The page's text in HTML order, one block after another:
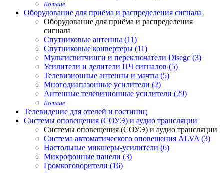
Больше
Оборудование для приёма и распределения сигнала
Оборудование для приёма и распределения
сигнала
Спутниковые антенны (11)
Спутниковые конвертеры (11)
Мультисвитчинги и переключатели Disegc (3)
Усилители и делители ПЧ сигналов (5)
Телевизионные антенны и мачты (5)
Многодиапазонные усилители (2)
Антенные телевизионные усилители (29)
Больше
Телевидение для отелей и гостиниц
Системы оповещения (СОУЭ) и аудио трансляции
Системы оповещения (СОУЭ) и аудио трансляции
Система автоматического оповещения ALVA (3)
Настольные микшеры-усилители (6)
Микрофонные панели (3)
Громкоговорители (16)